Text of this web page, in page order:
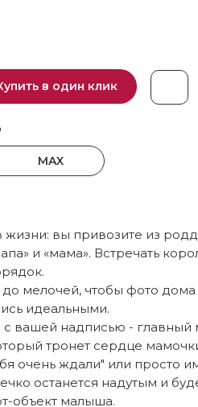
в один клик
жизни: вы привозите из
и «мама». Встречать
мелочей, чтобы фото
идеальными.
вашей надписью - главный
тронет сердце
очень ждали" или просто
останется надутым и
объект малыша.
MAX